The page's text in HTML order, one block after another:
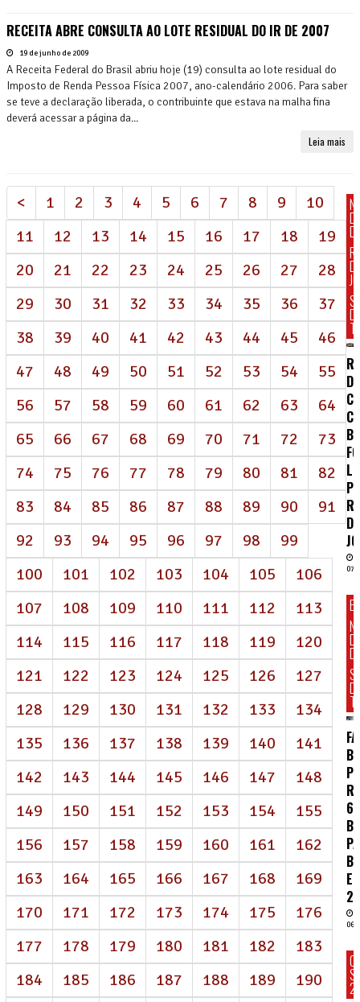
RECEITA ABRE CONSULTA AO LOTE RESIDUAL DO IR DE 2007
19 de junho de 2009
A Receita Federal do Brasil abriu hoje (19) consulta ao lote residual do
Imposto de Renda Pessoa Física 2007, ano-calendário 2006. Para saber
se teve a declaração liberada, o contribuinte que estava na malha fina
deverá acessar a página da...
Leia mais
< 1 2 3 4 5 6 7 8 9
10
11
12 13 14 15 16 17 18
19
20
21 22 23 24 25 26 27
28
29
30 31 32 33 34 35 36
37
38
39 40 41 42 43 44 45
46
47
48 49 50 51 52 53 54
55
56
57 58 59 60 61 62 63
64
65
66 67 68 69 70 71 72
73
74
75 76 77 78 79 80 81
82
83
84 85 86 87 88 89 90
91
92
93 94 95 96 97 98
99
100
101 102 103 104 105
106
107
108 109 110 111 112
113
114
115 116 117 118 119
120
121
122 123 124 125 126
127
128
129 130 131 132 133
134
135
136 137 138 139 140
141
142
143 144 145 146 147
148
149
150 151 152 153 154
155
156
157 158 159 160 161
162
163
164 165 166 167 168
169
170
171 172 173 174 175
176
177
178 179 180 181 182
183
184
185 186 187 188 189
190
DE
DA
07/
06/